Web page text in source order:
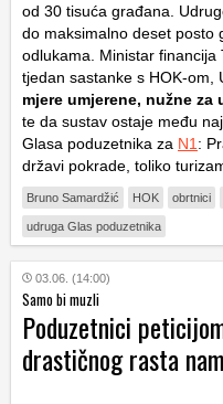
od 30 tisuća građana.
do maksimalno deset posto
odlukama. Ministar financija
tjedan sastanke s HOK-om,
mjere umjerene, nužne za
te da sustav ostaje među
Glasa poduzetnika za N1 :
državi pokrade, toliko
Bruno Samardžić HOK obrtnici
udruga Glas poduzetnika
03.06. (14:00)
Samo bi muzli
Poduzetnici
drastičnog rasta